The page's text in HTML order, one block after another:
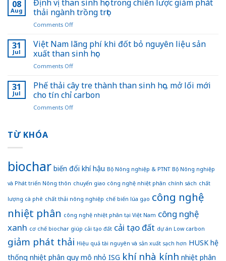
ca
cao
thành
sinh
học
“Sản
xuất
giảm
thải
lĩnh
giai
đoạn
2050”:
Nền
tảng
Việt
hướng
nền
nông
nghiệp
xanh
08
Aug
Định vị than sinh học trong chiến lược giảm phát
thải ngành trồng trọt
Comments Offon
vị
than
sinh
học
chiến
lược
31
Jul
Việt Nam lãng phí khi đốt bỏ nguyên liệu sản
xuất than sinh học
Comments Offon
Nam
lãng
phí
khi
than
học
31
Jul
Phế thải cây tre thành than sinh học, mở lối mới
cho tín chỉ carbon
Comments Offon
sinh
mở
mới
tín
chỉ
TỪ KHÓA
biochar biến đổi khí hậu Bộ Nông nghiệp & PTNT Bộ Nông nghiệp
và Phát triển Nông thôn chuyển giao công nghệ nhiệt phân chính sách chất
lượng cà phê chất thải nông nghiệp chế biến lúa gạo công nghệ
nhiệt phân công nghệ nhiệt phân tại Việt Nam công nghệ
xanh cơ chế biochar giúp cải tạo đất cải tạo đất dự án Low carbon
giảm phát thải Hiệu quả tài nguyên và sản xuất sạch hơn HUSK hệ
thống nhiệt phân quy mô nhỏ ISG khí nhà kính nhiệt phân